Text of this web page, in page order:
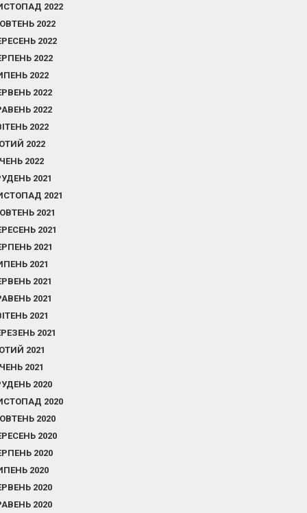
2022
2022
2022
2022
2022
2022
2022
2022
2022
2022
2021
2021
2021
2021
2021
2021
2021
2021
2021
2021
2021
2021
2020
2020
2020
2020
2020
2020
2020
2020